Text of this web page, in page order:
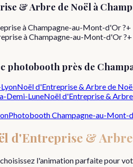
& Arbre de Noël à
à Champagne-au-Mont-d'Or ?+
à Champagne-au-Mont-d'Or ?+
photobooth près de
Noël d'Entreprise & Arbre de
Demi-LuneNoël d'Entreprise &
PhotoboothChampagne-au-Mont-
d'Entreprise & Arbre
l'animation parfaite pour